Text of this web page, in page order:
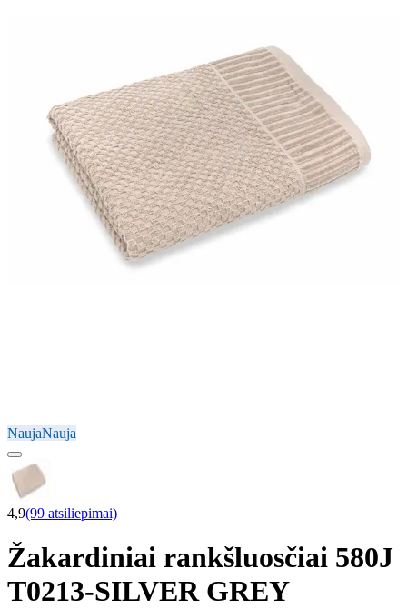
NaujaNauja
4,9(99 atsiliepimai)
Žakardiniai rankšluosčiai 580J
T0213-SILVER GREY